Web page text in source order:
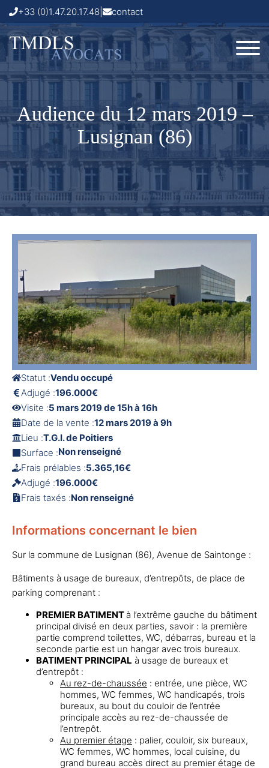
+33 (0)1.47.20.17.48 contact
Audience du 12 mars 2019 –
Lusignan (86)
Statut :Vendu occupé
Adjugé :196.000€
Visite :5 mars 2019 de 15h à 16h
Date de la vente :12 mars 2019 à 9h
Lieu :T.G.I. de Poitiers
Surface :Non renseigné
Frais prélables :5.365,16€
Adjugé :196.000€
Frais taxés :Non renseigné
Informations concernant le bien
Sur la commune de Lusignan (86), Avenue de Saintonge :
Bâtiments à usage de bureaux, d’entrepôts, de place de
parking comprenant :
PREMIER BATIMENT à l’extrême gauche du bâtiment
principal divisé en deux parties, savoir : la première
partie comprend toilettes, WC, débarras, bureau et la
seconde partie est un hangar avec trois bureaux.
BATIMENT PRINCIPAL à usage de bureaux et
d’entrepôt :
Au rez-de-chaussée : entrée, une pièce, WC
hommes, WC femmes, WC handicapés, trois
bureaux, au bout du couloir de l’entrée
principale accès au rez-de-chaussée de
l’entrepôt.
Au premier étage : palier, couloir, six bureaux,
WC femmes, WC hommes, local cuisine, du
grand bureau accès direct au premier étage de